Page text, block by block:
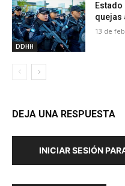
DDHH
quejas
13 de
DEJA UNA RESPUESTA
INICIAR SESIÓN